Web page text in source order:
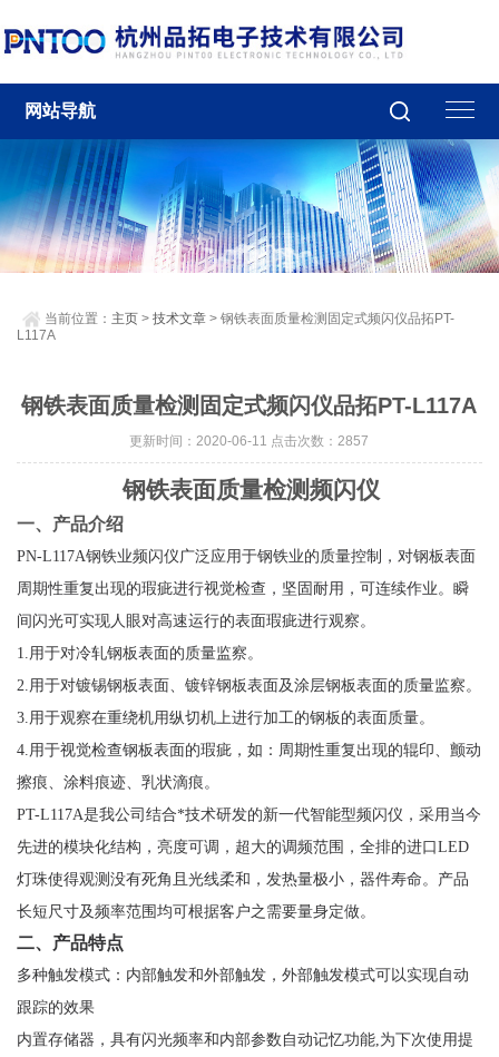
网站导航
当前位置： 主页 >技术文章 > 钢铁表面质量检测固定式频闪仪品拓PT-
L117A
钢铁表面质量检测固定式频闪仪品拓PT-L117A
更新时间：2020-06-11 点击次数：2857
钢铁表面质量检测频闪仪
一、产品介绍
PN-L117A钢铁业频闪仪广泛应用于钢铁业的质量控制，对钢板表面
周期性重复出现的瑕疵进行视觉检查，坚固耐用，可连续作业。瞬
间闪光可实现人眼对高速运行的表面瑕疵进行观察。
1.用于对冷轧钢板表面的质量监察。
2.用于对镀锡钢板表面、镀锌钢板表面及涂层钢板表面的质量监察。
3.用于观察在重绕机用纵切机上进行加工的钢板的表面质量。
4.用于视觉检查钢板表面的瑕疵，如：周期性重复出现的辊印、颤动
擦痕、涂料痕迹、乳状滴痕。
PT-L117A是我公司结合*技术研发的新一代智能型频闪仪，采用当今
先进的模块化结构，亮度可调，超大的调频范围，全排的进口LED
灯珠使得观测没有死角且光线柔和，发热量极小，器件寿命。产品
长短尺寸及频率范围均可根据客户之需要量身定做。
二、产品特点
多种触发模式：内部触发和外部触发，外部触发模式可以实现自动
跟踪的效果
内置存储器，具有闪光频率和内部参数自动记忆功能,为下次使用提